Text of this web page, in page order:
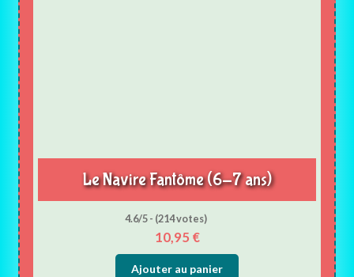
Le Navire Fantôme (6-7 ans)
4.6/5 - (214 votes)
10,95 €
Ajouter au panier